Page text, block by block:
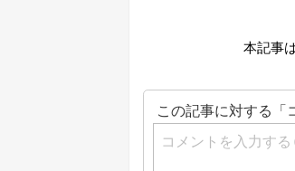
本記事